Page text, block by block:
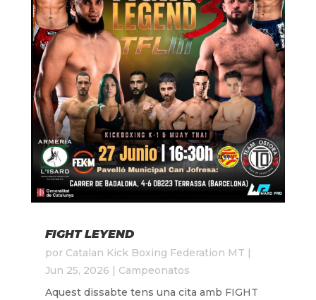
FIGHT LEYEND
por Catalan Kick Boxing Federation MT
Jun 25, 2026
Campeonatos
Aquest dissabte tens una cita amb FIGHT